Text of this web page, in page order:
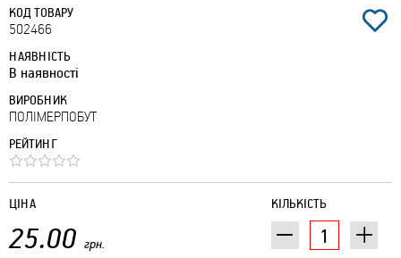
КОД ТОВАРУ
502466
НАЯВНІСТЬ
В наявності
ВИРОБНИК
ПОЛІМЕРПОБУТ
РЕЙТИНГ
КІЛЬКІСТЬ
ЦІНА
25.00 грн.